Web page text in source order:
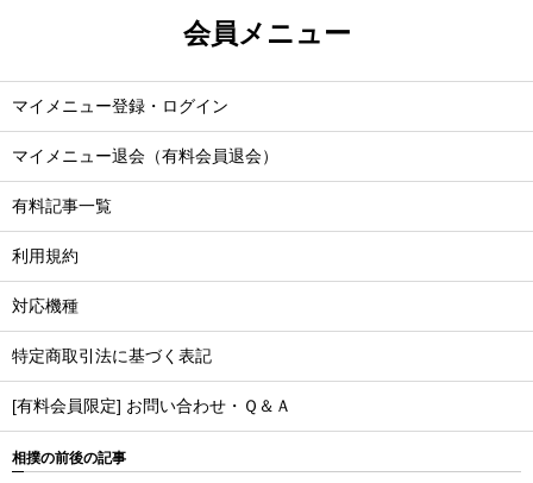
会員メニュー
マイメニュー登録・ログイン
マイメニュー退会（有料会員退会）
有料記事一覧
利用規約
対応機種
特定商取引法に基づく表記
[有料会員限定] お問い合わせ・Ｑ＆Ａ
相撲の前後の記事